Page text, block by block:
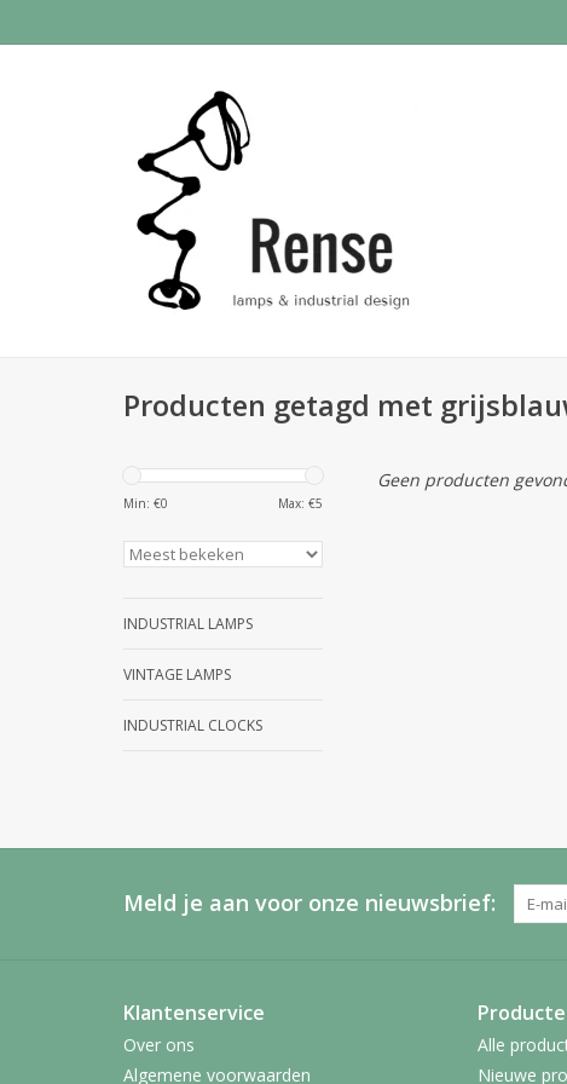
Producten getagd met
Min: €0 Max: €5
INDUSTRIAL LAMPS
VINTAGE LAMPS
INDUSTRIAL CLOCKS
Geen producten
Meld je aan voor onze nieuwsbrief:
Klantenservice
Over ons
Algemene voorwaarden
Alle
Nieuwe